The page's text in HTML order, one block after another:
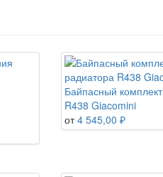
Байпасный
R438 Giacomini
от 4 545,00 ₽